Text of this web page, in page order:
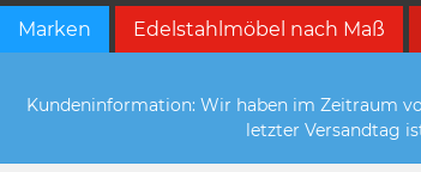
Marken Edelstahlmöbel nach Maß
Kundeninformation: Wir haben im Zeitraum
letzter Versandtag